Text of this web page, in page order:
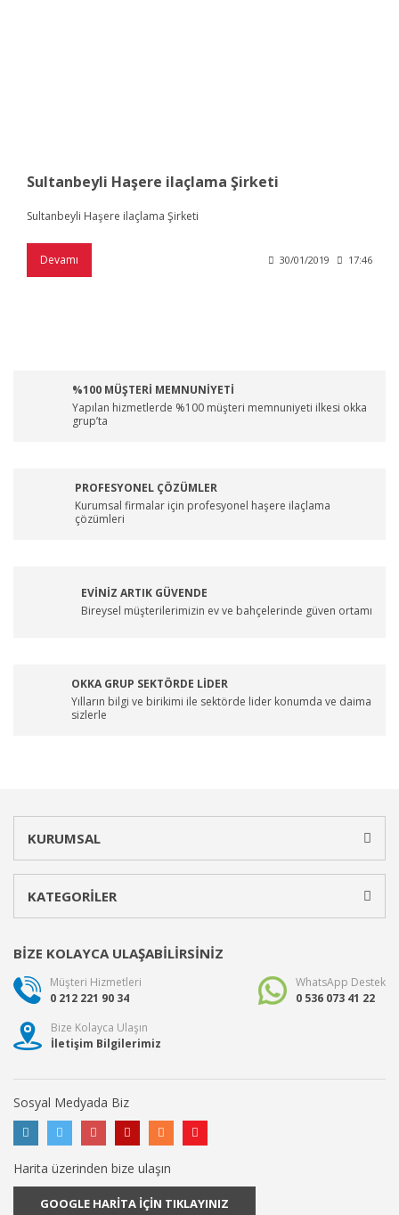
Sultanbeyli Haşere ilaçlama Şirketi
Sultanbeyli Haşere ilaçlama Şirketi
Devamı 30/01/2019 17:46
%100 MÜŞTERİ MEMNUNİYETİ
Yapılan hizmetlerde %100 müşteri memnuniyeti ilkesi okka
grup’ta
PROFESYONEL ÇÖZÜMLER
Kurumsal firmalar için profesyonel haşere ilaçlama
çözümleri
EVİNİZ ARTIK GÜVENDE
Bireysel müşterilerimizin ev ve bahçelerinde güven ortamı
OKKA GRUP SEKTÖRDE LİDER
Yılların bilgi ve birikimi ile sektörde lider konumda ve daima
sizlerle
KURUMSAL
KATEGORİLER
BİZE KOLAYCA ULAŞABİLİRSİNİZ
Müşteri Hizmetleri
0 212 221 90 34
WhatsApp Destek
0 536 073 41 22
Bize Kolayca Ulaşın
İletişim Bilgilerimiz
Sosyal Medyada Biz
Harita üzerinden bize ulaşın
GOOGLE HARİTA İÇİN TIKLAYINIZ